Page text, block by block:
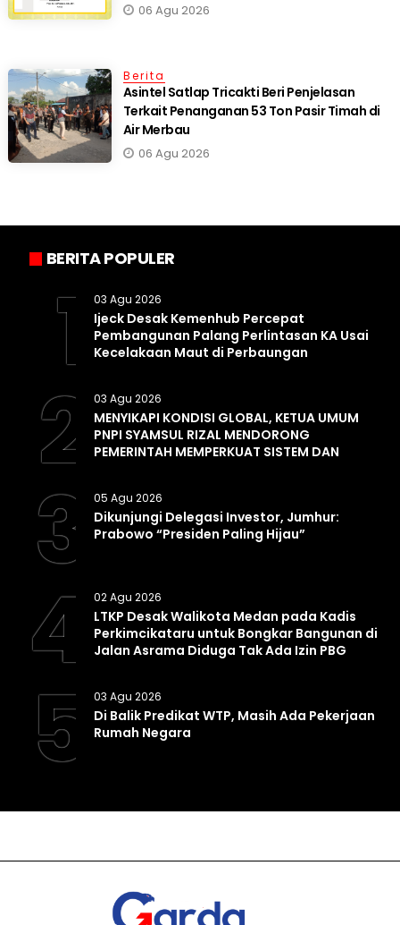
06 Agu 2026
Berita
Asintel Satlap Tricakti Beri Penjelasan
Terkait Penanganan 53 Ton Pasir Timah di
Air Merbau
06 Agu 2026
BERITA POPULER
1 03 Agu 2026
Ijeck Desak Kemenhub Percepat
Pembangunan Palang Perlintasan KA Usai
Kecelakaan Maut di Perbaungan
2 03 Agu 2026
MENYIKAPI KONDISI GLOBAL, KETUA UMUM
PNPI SYAMSUL RIZAL MENDORONG
PEMERINTAH MEMPERKUAT SISTEM DAN
3 05 Agu 2026
Dikunjungi Delegasi Investor, Jumhur:
Prabowo “Presiden Paling Hijau”
4 02 Agu 2026
LTKP Desak Walikota Medan pada Kadis
Perkimcikataru untuk Bongkar Bangunan di
Jalan Asrama Diduga Tak Ada Izin PBG
5 03 Agu 2026
Di Balik Predikat WTP, Masih Ada Pekerjaan
Rumah Negara